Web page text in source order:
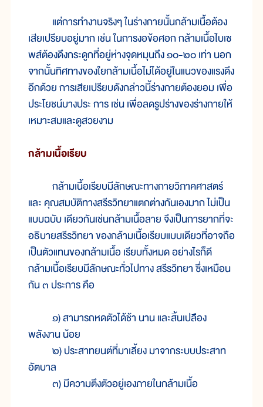
แต่การทำงานจริงๆ ในร่างกายนั้นกล้ามเนื้อต้อง
เสียเปรียบอยู่มาก เช่น ในการงอข้อศอก กล้ามเนื้อไบเซ
พส์ต้องดึงกระดูกที่อยู่ห่างจุดหมุนถึง ๑๐-๒๐ เท่า นอก
จากนั้นทิศทางของใยกล้ามเนื้อไม่ได้อยู่ในแนวของแรงดึง
อีกด้วย การเสียเปรียบดังกล่าวนี้ร่างกายต้องยอม เพื่อ
ประโยชน์บางประ การ เช่น เพื่อลดรูปร่างของร่างกายให้
เหมาะสมและดูสวยงาม
กล้ามเนื้อเรียบ
กล้ามเนื้อเรียบมีลักษณะทางกายวิภาคศาสตร์
และ คุณสมบัติทางสรีรวิทยาแตกต่างกันเองมาก ไม่เป็น
แบบฉบับ เดียวกันเช่นกล้ามเนื้อลาย จึงเป็นการยากที่จะ
อธิบายสรีรวิทยา ของกล้ามเนื้อเรียบแบบเดียวที่อาจถือ
เป็นตัวแทนของกล้ามเนื้อ เรียบทั้งหมด อย่างไรก็ดี
กล้ามเนื้อเรียบมีลักษณะทั่วไปทาง สรีรวิทยา ซึ่งเหมือน
กัน ๓ ประการ คือ
๑) สามารถหดตัวได้ช้า นาน และสิ้นเปลือง
พลังงาน น้อย
๒) ประสาทยนต์ที่มาเลี้ยง มาจากระบบประสาท
อัตบาล
๓) มีความตึงตัวอยู่เองภายในกล้ามเนื้อ